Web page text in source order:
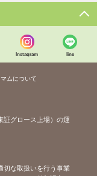
Instagram line
マムについて
証グロース上場）の運
切な取扱いを行う事業